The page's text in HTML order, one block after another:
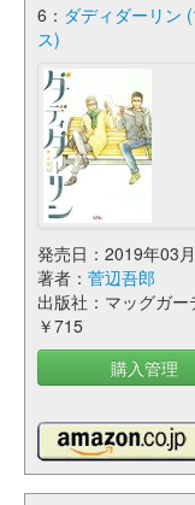
6： ダディダーリン
ス)
発売日：2019年03
著者： 菅辺吾郎
出版社：マッグガー
￥715
購入管理